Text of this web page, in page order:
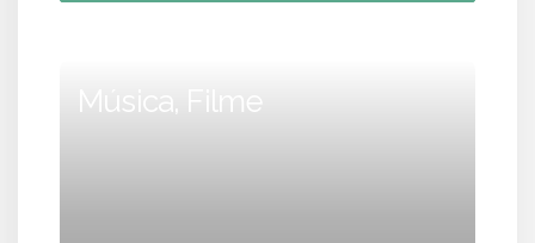
Música, Filme